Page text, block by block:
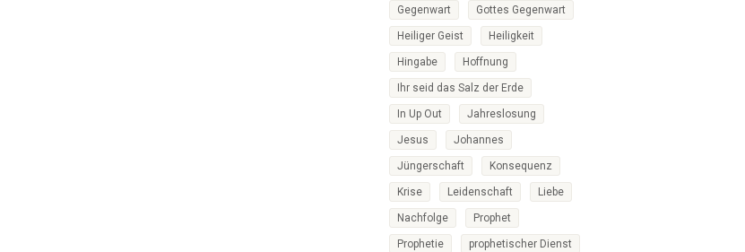
Gegenwart Gottes Gegenwart
Heiliger Geist Heiligkeit
Hingabe Hoffnung
Ihr seid das Salz der Erde
In Up Out Jahreslosung
Jesus Johannes
Jüngerschaft Konsequenz
Krise Leidenschaft Liebe
Nachfolge Prophet
Prophetie prophetischer Dienst